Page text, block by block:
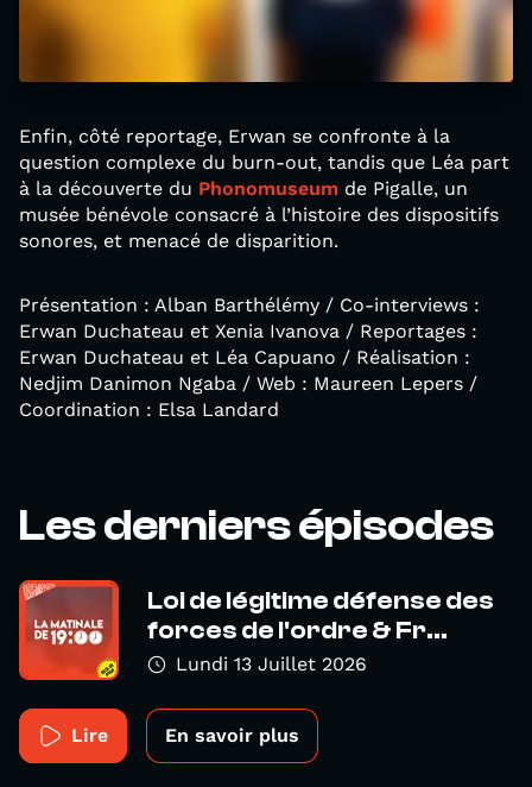
Enfin, côté reportage, Erwan se confronte à la
question complexe du burn-out, tandis que Léa part
à la découverte du Phonomuseum de Pigalle, un
musée bénévole consacré à l’histoire des dispositifs
sonores, et menacé de disparition.
Présentation : Alban Barthélémy / Co-interviews :
Erwan Duchateau et Xenia Ivanova / Reportages :
Erwan Duchateau et Léa Capuano / Réalisation :
Nedjim Danimon Ngaba / Web : Maureen Lepers /
Coordination : Elsa Landard
Les derniers épisodes
Loi de légitime défense des
forces de l'ordre & Fr...
Lundi 13 Juillet 2026
Lire En savoir plus